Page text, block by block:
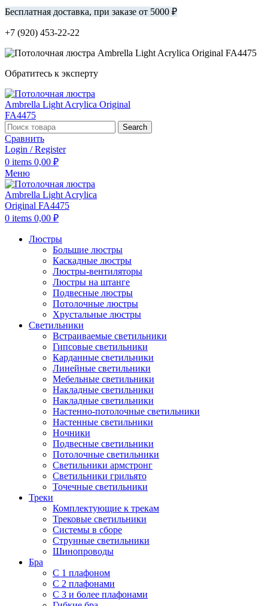
Бесплатная доставка, при заказе от 5000 ₽
+7 (920) 453-22-22
Обратитесь к эксперту
Search
Сравнить
Login / Register
0 items 0,00 ₽
Меню
0 items 0,00 ₽
Люстры
Большие люстры
Каскадные люстры
Люстры-вентиляторы
Люстры на штанге
Подвесные люстры
Потолочные люстры
Хрустальные люстры
Светильники
Встраиваемые светильники
Гипсовые светильники
Карданные светильники
Линейные светильники
Мебельные светильники
Накладные светильники
Накладные светильники
Настенно-потолочные светильники
Настенные светильники
Ночники
Подвесные светильники
Потолочные светильники
Светильники армстронг
Светильники грильято
Точечные светильники
Треки
Комплектующие к трекам
Трековые светильники
Системы в сборе
Струнные светильники
Шинопроводы
Бра
С 1 плафоном
С 2 плафонами
С 3 и более плафонами